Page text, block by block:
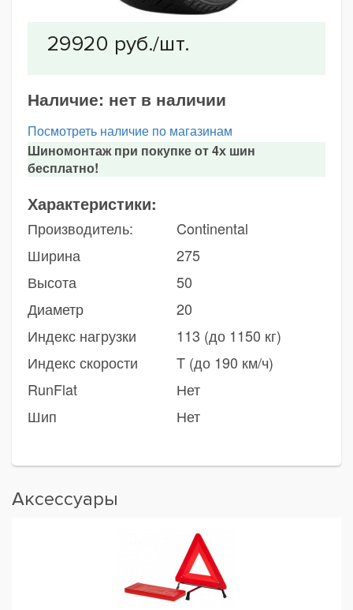
Наличие: нет в наличии
Посмотреть наличие по магазинам
Шиномонтаж при покупке от 4х шин
бесплатно!
Характеристики:
Производитель:
Continental
Ширина
275
Высота
50
Диаметр
20
Индекс нагрузки
113 (до 1150 кг)
Индекс скорости
T (до 190 км/ч)
RunFlat
Нет
Шип
Нет
Аксессуары